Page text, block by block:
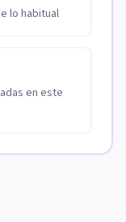
lo habitual
en este